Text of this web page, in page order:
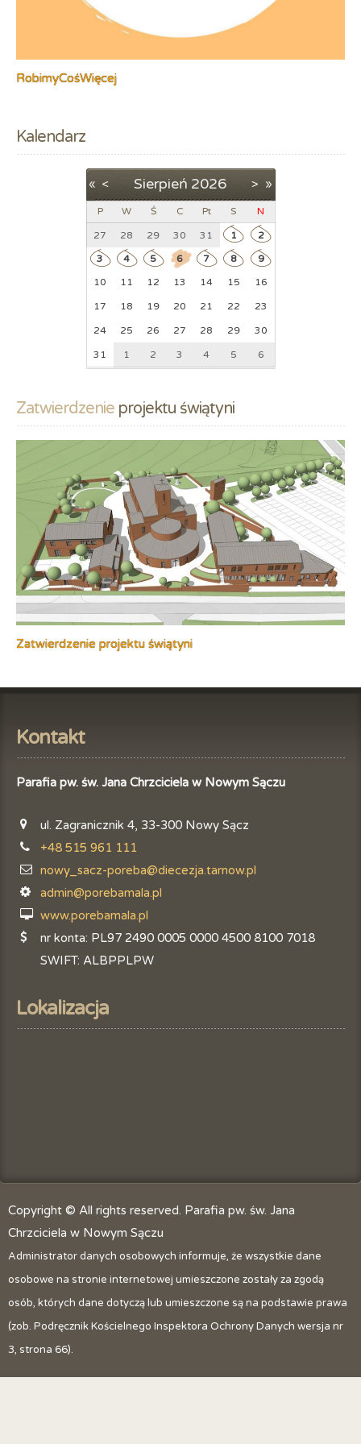
RobimyCośWięcej
Kalendarz
« < Sierpień 2026 > »
P W Ś C Pt S N
27 28 29 30 31 1 2
3 4 5 6 7 8 9
10 11 12 13 14 15 16
17 18 19 20 21 22 23
24 25 26 27 28 29 30
31 1 2 3 4 5 6
Zatwierdzenie projektu świątyni
Zatwierdzenie projektu świątyni
Kontakt
Parafia pw. św. Jana Chrzciciela w Nowym Sączu
ul. Zagranicznik 4, 33-300 Nowy Sącz
+48 515 961 111
nowy_sacz-poreba@diecezja.tarnow.pl
admin@porebamala.pl
www.porebamala.pl
nr konta: PL97 2490 0005 0000 4500 8100 7018
SWIFT: ALBPPLPW
Lokalizacja
Copyright © All rights reserved. Parafia pw. św. Jana
Chrzciciela w Nowym Sączu
Administrator danych osobowych informuje, że wszystkie dane
osobowe na stronie internetowej umieszczone zostały za zgodą
osób, których dane dotyczą lub umieszczone są na podstawie prawa
(zob. Podręcznik Kościelnego Inspektora Ochrony Danych wersja nr
3, strona 66).